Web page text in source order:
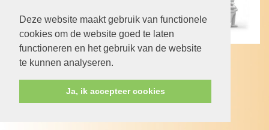
Deze website maakt gebruik van functionele
cookies om de website goed te laten
functioneren en het gebruik van de website
te kunnen analyseren.
Ja, ik accepteer cookies
Volg ons op: